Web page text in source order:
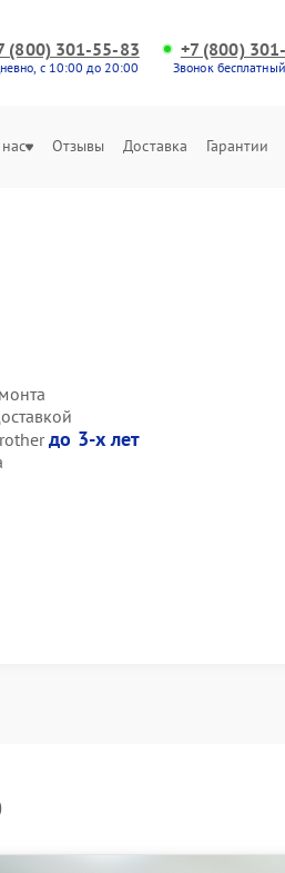
(800) 301-55-83
с 10:00 до 20:00
+7 (800)
Звонок
Отзывы Доставка Гарантии
до 3-х лет